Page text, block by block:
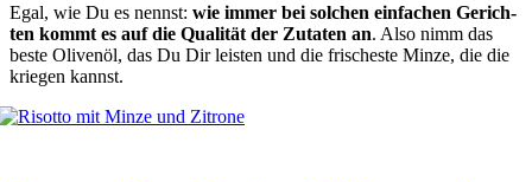
Egal, wie Du es nennst: wie immer bei sol­chen ein­fa­chen Gerich­
ten kommt es auf die Qua­li­tät der Zuta­ten an. Also nimm das
bes­te Oli­ven­öl, das Du Dir leis­ten und die fri­sches­te Min­ze, die die
krie­gen kannst.